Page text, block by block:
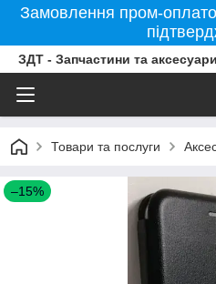
Замовлення пром-
ЗДТ - Запчастини та
Товари та послуги
–15%